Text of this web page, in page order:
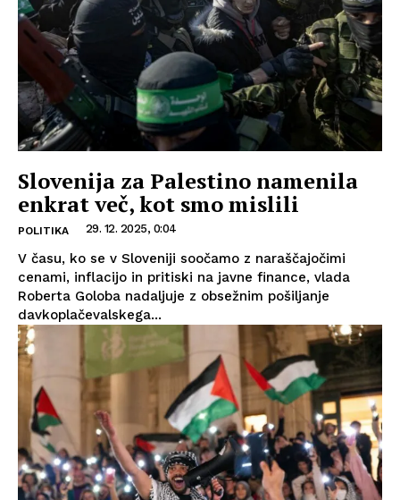
Slovenija za Palestino namenila
enkrat več, kot smo mislili
POLITIKA 29. 12. 2025, 0:04
V času, ko se v Sloveniji soočamo z naraščajočimi
cenami, inflacijo in pritiski na javne finance, vlada
Roberta Goloba nadaljuje z obsežnim pošiljanje
davkoplačevalskega...